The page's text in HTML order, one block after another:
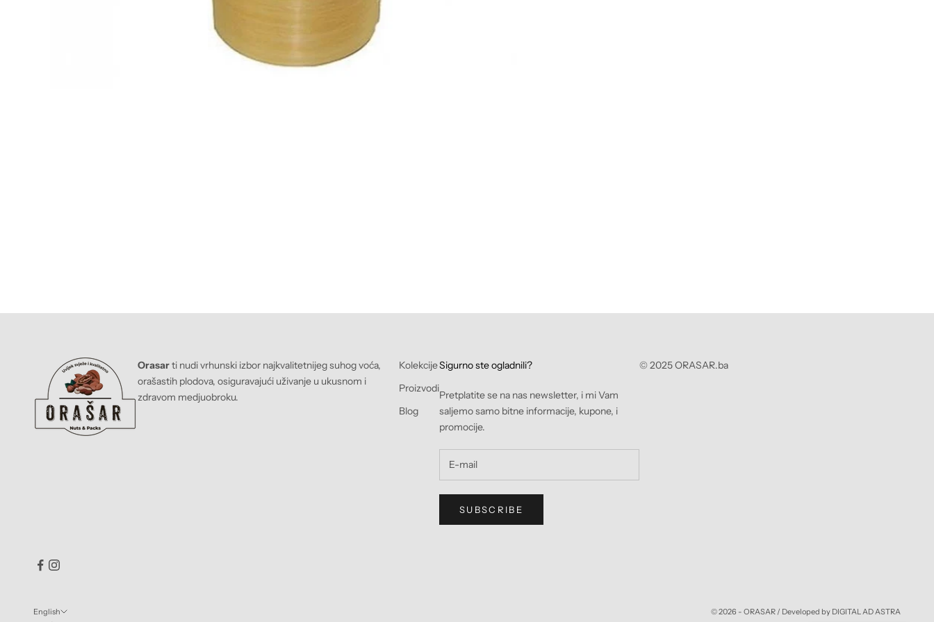
Orasarti nudi vrhunski izbor najkvalitetnijeg suhog voća,
orašastih plodova, osiguravajući uživanje u ukusnom i
zdravom medjuobroku.
Kolekcije
Proizvodi
Blog
Sigurno ste ogladnili?
Pretplatite se na nas newsletter, i mi Vam
saljemo samo bitne informacije, kupone, i
promocije.
SUBSCRIBE
© 2025 ORASAR.ba
English © 2026 - ORASAR / Developed by DIGITAL AD ASTRA